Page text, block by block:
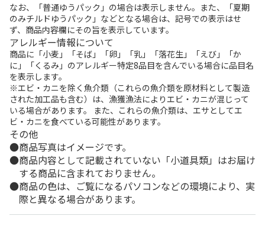
なお、「普通ゆうパック」の場合は表示しません。また、「夏期
のみチルドゆうパック」などとなる場合は、記号での表示はせ
ず、商品内容欄にその旨を表示しています。
アレルギー情報について
商品に「小麦」「そば」「卵」「乳」「落花生」「えび」「か
に」「くるみ」のアレルギー特定8品目を含んでいる場合に品目名
を表示します。
※エビ・カニを除く魚介類（これらの魚介類を原材料として製造
された加工品も含む）は、漁獲漁法によりエビ・カニが混じって
いる場合があります。 また、これらの魚介類は、エサとしてエ
ビ・カニを食べている可能性があります。
その他
商品写真はイメージです。
商品内容として記載されていない「小道具類」はお届け
する商品に含まれておりません。
商品の色は、ご覧になるパソコンなどの環境により、実
際と異なる場合があります。